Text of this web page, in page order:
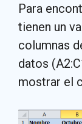
Para
tienen un
columnas
datos
mostrar el